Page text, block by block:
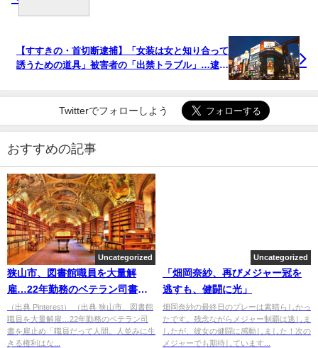
【すすきの・首切断逮捕】「女装は女と知り合って
誘うための道具」被害者の「出禁トラブル」…逮捕
Twitterでフォローしよう
おすすめの記事
Uncategorized
狭山市、図書館職員を大量解
雇…22年勤務のベテラン司書を
雇止め「職員だって人間。人並
みに生きる権利はないんでしょ
うか」 [ばーど★]
（出典 Pinterest） （出典 狭山市、図書館
職員を大量解雇…22年勤務のベテラン司
書を雇止め「職員だって人間。人並みに生
きる権利はな...
Uncategorized
「畑岡奈紗、再びメジャー冠を
逃すも、健闘に光」
畑岡奈紗の最終日のプレーは素晴らしかっ
たです。残念ながらメジャー制覇は逃しま
したが、彼女の健闘に感動しました！次の
メジャーでも期待しています...